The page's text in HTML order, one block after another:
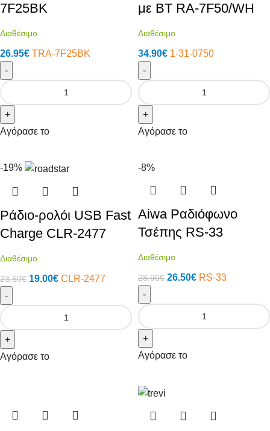
7F25BK
Διαθέσιμο
26.95€ TRA-7F25BK
-
+
Αγόρασε το
με ΒΤ RA-7F50/WH
Διαθέσιμο
34.90€ 1-31-0750
-
+
Αγόρασε το
-19%
Ράδιο-ρολόι USB Fast
Charge CLR-2477
Διαθέσιμο
23.50€ 19.00€ CLR-2477
-
+
Αγόρασε το
-8%
Aiwa Ραδιόφωνο
Τσέπης RS-33
Διαθέσιμο
28.90€ 26.50€ RS-33
-
+
Αγόρασε το